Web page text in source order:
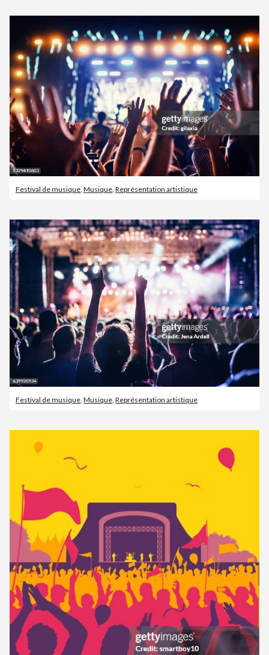
Festival de musique, Musique, Représentation artistique
Festival de musique Musique Représentation artistique